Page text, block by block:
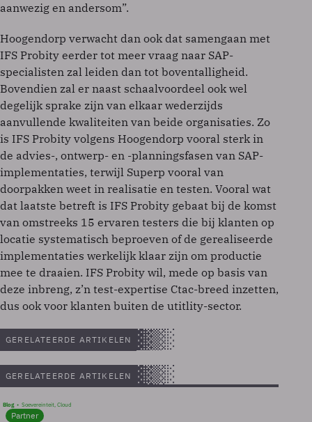
aanwezig en andersom”.
Hoogendorp verwacht dan ook dat samengaan met
IFS Probity eerder tot meer vraag naar SAP-
specialisten zal leiden dan tot boventalligheid.
Bovendien zal er naast schaalvoordeel ook wel
degelijk sprake zijn van elkaar wederzijds
aanvullende kwaliteiten van beide organisaties. Zo
is IFS Probity volgens Hoogendorp vooral sterk in
de advies-, ontwerp- en -planningsfasen van SAP-
implementaties, terwijl Superp vooral van
doorpakken weet in realisatie en testen. Vooral wat
dat laatste betreft is IFS Probity gebaat bij de komst
van omstreeks 15 ervaren testers die bij klanten op
locatie systematisch beproeven of de gerealiseerde
implementaties werkelijk klaar zijn om productie
mee te draaien. IFS Probity wil, mede op basis van
deze inbreng, z’n test-expertise Ctac-breed inzetten,
dus ook voor klanten buiten de utitlity-sector.
GERELATEERDE ARTIKELEN
GERELATEERDE ARTIKELEN
Blog Soevereinteit, Cloud
Partner